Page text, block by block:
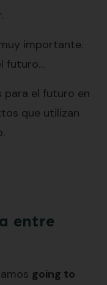
importante.
futuro…
para el futuro en
que utilizan
entre
going to